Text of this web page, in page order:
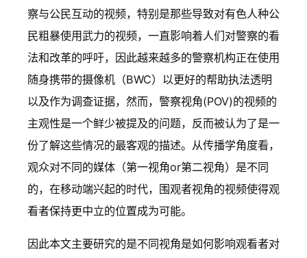
察与公民互动的视频，特别是那些导致对有色人种公
民粗暴使用武力的视频，一直影响着人们对警察的看
法和改革的呼吁，因此越来越多的警察机构正在使用
随身携带的摄像机（BWC）以更好的帮助执法透明
以及作为调查证据，然而，警察视角(POV)的视频的
主观性是一个鲜少被提及的问题，反而被认为了是一
份了解这些情况的最客观的描述。从传播学角度看，
观众对不同的媒体（第一视角or第二视角）是不同
的，在移动端兴起的时代，围观者视角的视频使得观
看者保持更中立的位置成为可能。
因此本文主要研究的是不同视角是如何影响观看者对